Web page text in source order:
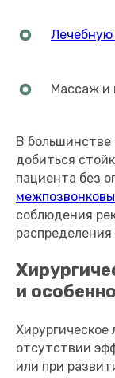
Лечебную
Массаж и
В большинстве
добиться
пациента без
соблюдения
распределения
и
Хирургическое
отсутствии
или при